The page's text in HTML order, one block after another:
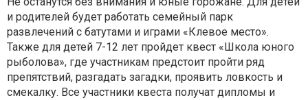
и родителей будет работать семейный парк
развлечений с батутами и играми «Клевое место».
Также для детей 7-12 лет пройдет квест «Школа юного
рыболова», где участникам предстоит пройти ряд
препятствий, разгадать загадки, проявить ловкость и
смекалку. Все участники квеста получат дипломы и